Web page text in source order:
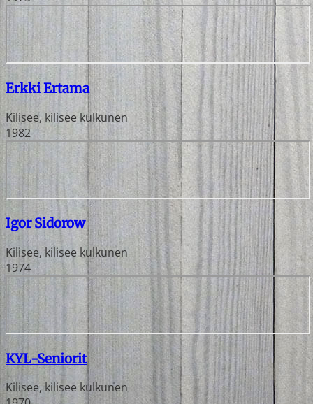
Erkki Ertama
Kilisee, kilisee kulkunen
1982
Igor Sidorow
Kilisee, kilisee kulkunen
1974
KYL-Seniorit
Kilisee, kilisee kulkunen